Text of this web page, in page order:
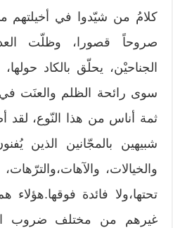
كلامُ من شيّدوا في أخيلتهم
صروحاً قصورا، وظلّت
الجناحيْن، يحلّق بالكاد
سوى رائحة الظلم والعنَت
ثمة أناس من هذا النّوع،
شبيهين بالمجّانين الذين
والخيالات،
تحتها،ولا فائدة
غيرهم من مختلف ضروب